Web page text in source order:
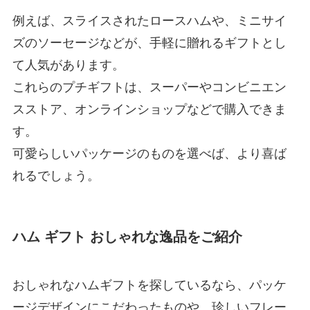
例えば、スライスされたロースハムや、ミニサイ
ズのソーセージなどが、手軽に贈れるギフトとし
て人気があります。
これらのプチギフトは、スーパーやコンビニエン
スストア、オンラインショップなどで購入できま
す。
可愛らしいパッケージのものを選べば、より喜ば
れるでしょう。
ハム ギフト おしゃれな逸品をご紹介
おしゃれなハムギフトを探しているなら、パッケ
ージデザインにこだわったものや、珍しいフレー